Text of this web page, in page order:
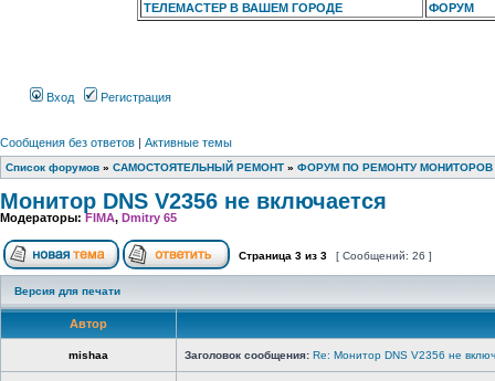
ТЕЛЕМАСТЕР В ВАШЕМ ГОРОДЕ
ФОРУМ
Вход Регистрация
Сообщения без ответов | Активные темы
Список форумов » САМОСТОЯТЕЛЬНЫЙ РЕМОНТ » ФОРУМ ПО РЕМОНТУ МОНИТОРОВ
Монитор DNS V2356 не включается
Модераторы:FIMA, Dmitry 65
Страница 3 из 3 [ Сообщений: 26 ]
Версия для печати
Автор
mishaa Заголовок сообщения: Re: Монитор DNS V2356 не